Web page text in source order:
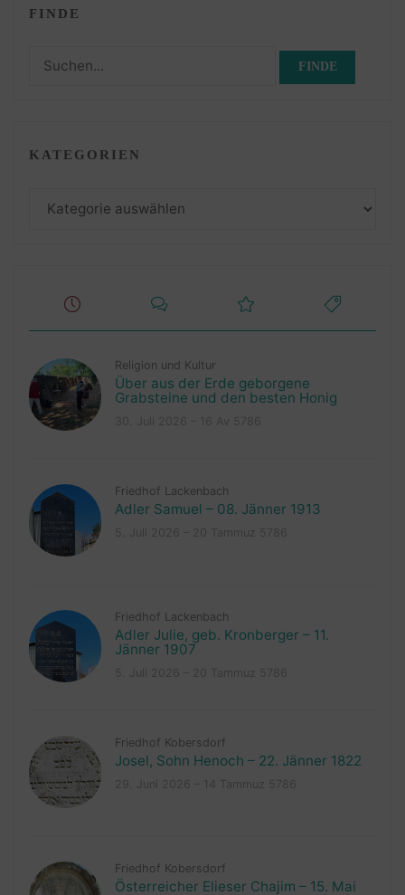
FINDE
Suchen
KATEGORIEN
Religion und Kultur
Über aus der Erde geborgene
Grabsteine und den besten Honig
Friedhof Lackenbach
Adler Samuel – 08. Jänner 1913
Friedhof Lackenbach
Adler Julie, geb. Kronberger – 11.
Jänner 1907
Friedhof Kobersdorf
Josel, Sohn Henoch – 22. Jänner 1822
Friedhof Kobersdorf
Österreicher Elieser Chajim – 15. Mai